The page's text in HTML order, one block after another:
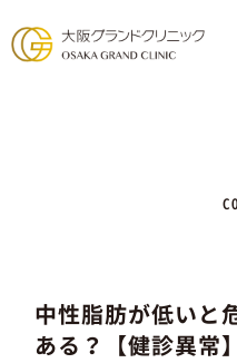
中性脂肪が低いと
ある？【健診異常】